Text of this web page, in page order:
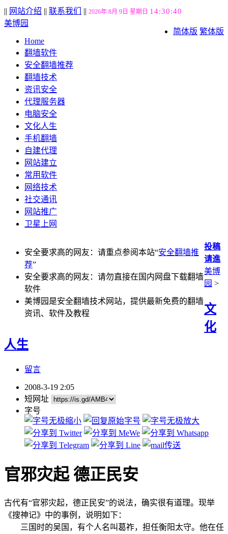
|| 网站介绍 || 联系我们 || 2026年 8月 9日 星期日 14:30:41
简体版 繁体版
美博园
Home
翻墙软件
安全翻墙推荐
翻墙技术
资讯安全
代理服务器
电脑安全
文化人生
手机翻墙
自建代理
网站建立
常用软件
网络技术
社交通讯
网站推广
卫星上网
安全要求高的网友：请重点参阅本站“安全翻墙推
荐”
安全要求高的网友：请勿直接在国内网盘下载翻墙
软件
美博园是安全翻墙技术网站，提供最新免费的翻墙
资讯、软件及教程
投稿
请進
美博
园 >
文
化
人生
留言
2008-3-19 2:05
短网址
字号
官邪灾起 德正民安
古代有“官邪灾起，德正民安”的说法，确实很有道理。现举
《搜神记》中的事例，说明如下：
三国时的吴国，有个人名叫葛祚，担任衡阳太守。他在任